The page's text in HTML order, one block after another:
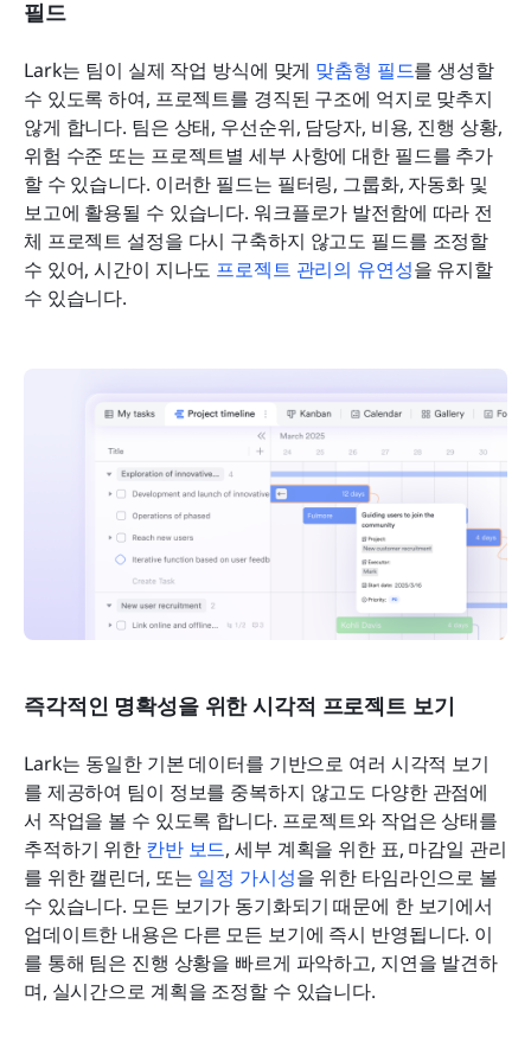
필드
Lark는 팀이 실제 작업 방식에 맞게 맞춤형 필드를 생성할
수 있도록 하여, 프로젝트를 경직된 구조에 억지로 맞추지
않게 합니다. 팀은 상태, 우선순위, 담당자, 비용, 진행 상황,
위험 수준 또는 프로젝트별 세부 사항에 대한 필드를 추가
할 수 있습니다. 이러한 필드는 필터링, 그룹화, 자동화 및
보고에 활용될 수 있습니다. 워크플로가 발전함에 따라 전
체 프로젝트 설정을 다시 구축하지 않고도 필드를 조정할
수 있어, 시간이 지나도 프로젝트 관리의 유연성을 유지할
수 있습니다.
즉각적인 명확성을 위한 시각적 프로젝트 보기
Lark는 동일한 기본 데이터를 기반으로 여러 시각적 보기
를 제공하여 팀이 정보를 중복하지 않고도 다양한 관점에
서 작업을 볼 수 있도록 합니다. 프로젝트와 작업은 상태를
추적하기 위한 칸반 보드, 세부 계획을 위한 표, 마감일 관리
를 위한 캘린더, 또는 일정 가시성을 위한 타임라인으로 볼
수 있습니다. 모든 보기가 동기화되기 때문에 한 보기에서
업데이트한 내용은 다른 모든 보기에 즉시 반영됩니다. 이
를 통해 팀은 진행 상황을 빠르게 파악하고, 지연을 발견하
며, 실시간으로 계획을 조정할 수 있습니다.